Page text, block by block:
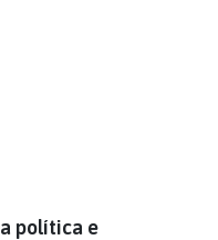
política e